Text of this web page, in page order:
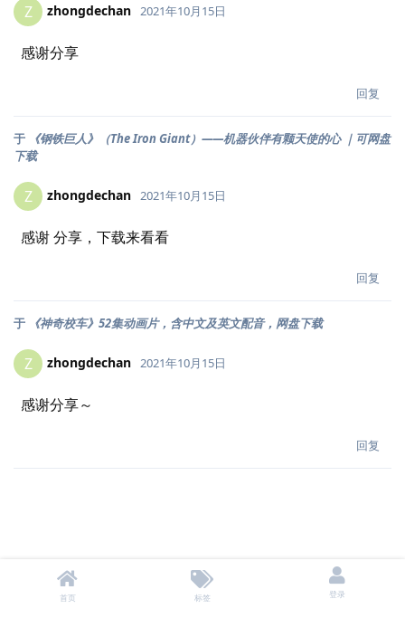
Z zhongdechan 2021年10月15日
感谢分享
回复
于
《钢铁巨人》（The Iron Giant）——机器伙伴有颗天使的心 ｜可网盘
下载
Z zhongdechan 2021年10月15日
感谢 分享，下载来看看
回复
于 《神奇校车》52集动画片，含中文及英文配音，网盘下载
Z zhongdechan 2021年10月15日
感谢分享～
回复
首页 标签 登录